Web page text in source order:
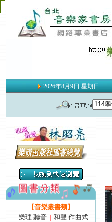
2026年8月9日 星期日
【音樂叢書類】
樂理.聽音
和聲.作曲式